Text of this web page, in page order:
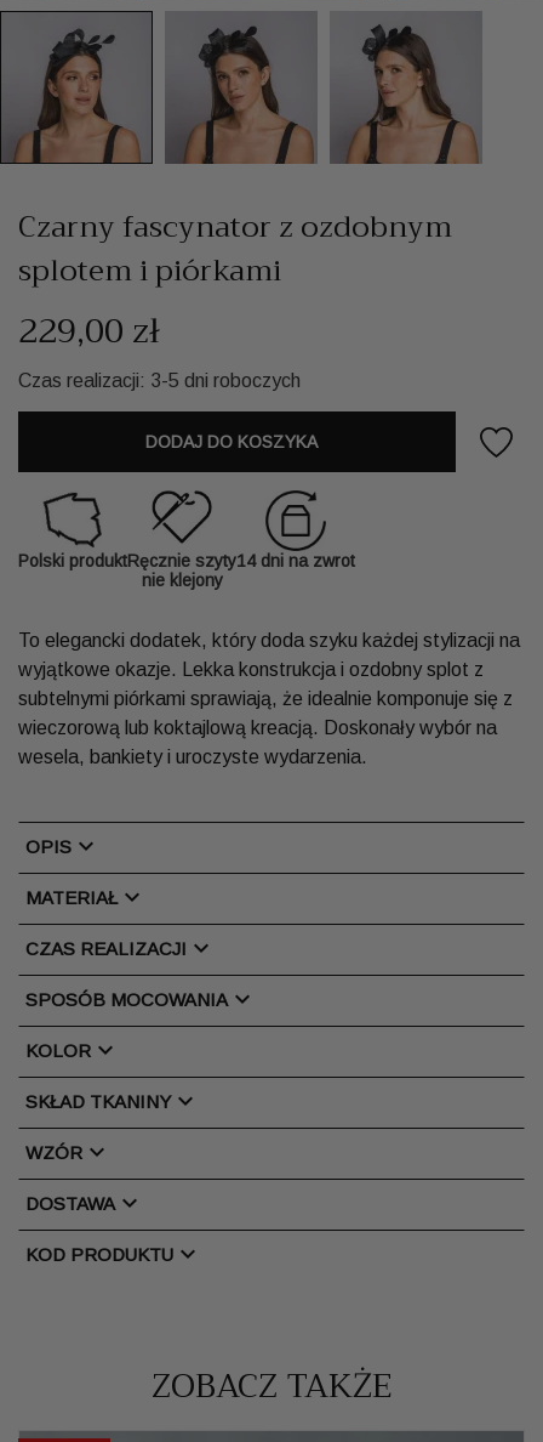
Czarny fascynator z ozdobnym
splotem i piórkami
229,00 zł
Czas realizacji: 3-5 dni roboczych
DODAJ DO KOSZYKA
Polski produktRęcznie szyty
nie klejony
14 dni na zwrot
To elegancki dodatek, który doda szyku każdej stylizacji na
wyjątkowe okazje. Lekka konstrukcja i ozdobny splot z
subtelnymi piórkami sprawiają, że idealnie komponuje się z
wieczorową lub koktajlową kreacją. Doskonały wybór na
wesela, bankiety i uroczyste wydarzenia.
OPIS chevron_right
MATERIAŁchevron_right
CZAS REALIZACJI chevron_right
SPOSÓB MOCOWANIAchevron_right
KOLOR chevron_right
SKŁAD TKANINYchevron_right
WZÓR chevron_right
DOSTAWAchevron_right
KOD PRODUKTU chevron_right
ZOBACZ TAKŻE